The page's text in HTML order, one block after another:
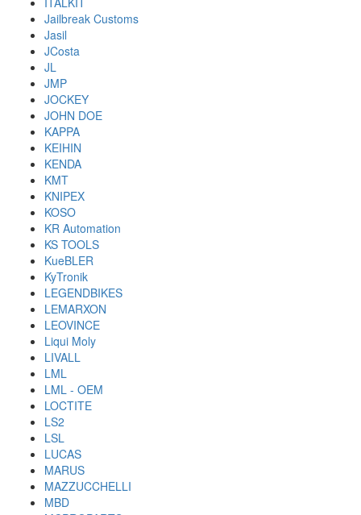
Jailbreak Customs
Jasil
JCosta
JL
JMP
JOCKEY
JOHN DOE
KAPPA
KEIHIN
KENDA
KMT
KNIPEX
KOSO
KR Automation
KS TOOLS
KueBLER
KyTronik
LEGENDBIKES
LEMARXON
LEOVINCE
Liqui Moly
LIVALL
LML
LML - OEM
LOCTITE
LS2
LSL
LUCAS
MARUS
MAZZUCCHELLI
MBD